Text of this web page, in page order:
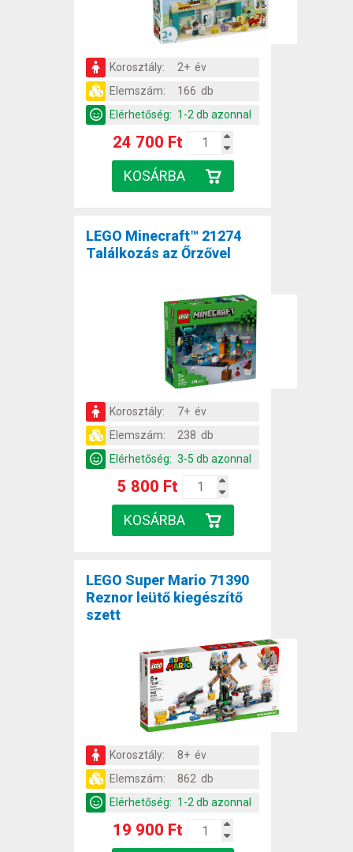
Korosztály:
2+ év
Elemszám:
166 db
Elérhetőség: 1-2 db azonnal
24 700 Ft
LEGO Minecraft™ 21274
Találkozás az Őrzővel
Korosztály:
7+ év
Elemszám:
238 db
Elérhetőség: 3-5 db azonnal
5 800 Ft
LEGO Super Mario 71390
Reznor leütő kiegészítő
szett
Korosztály:
8+ év
Elemszám:
862 db
Elérhetőség: 1-2 db azonnal
19 900 Ft